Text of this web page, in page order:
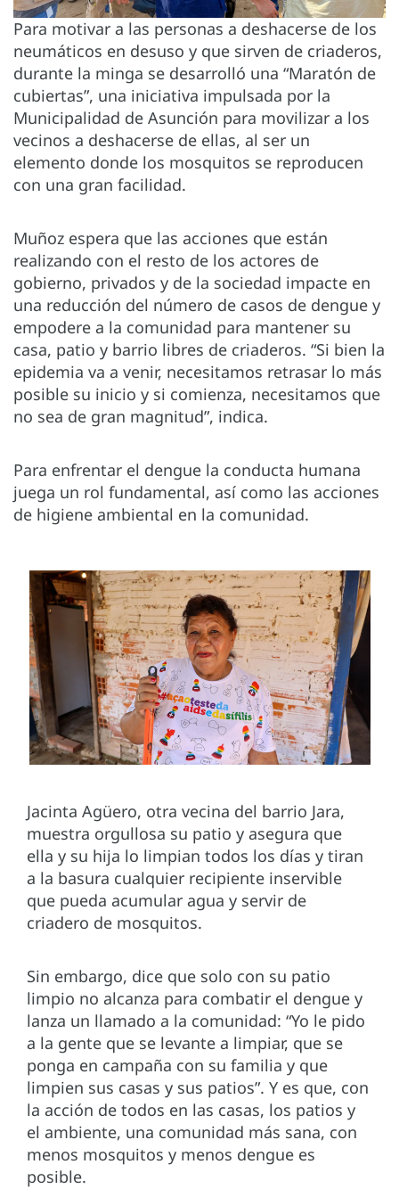
Para motivar a las personas a deshacerse de los
neumáticos en desuso y que sirven de criaderos,
durante la minga se desarrolló una “Maratón de
cubiertas”, una iniciativa impulsada por la
Municipalidad de Asunción para movilizar a los
vecinos a deshacerse de ellas, al ser un
elemento donde los mosquitos se reproducen
con una gran facilidad.
Muñoz espera que las acciones que están
realizando con el resto de los actores de
gobierno, privados y de la sociedad impacte en
una reducción del número de casos de dengue y
empodere a la comunidad para mantener su
casa, patio y barrio libres de criaderos. “Si bien la
epidemia va a venir, necesitamos retrasar lo más
posible su inicio y si comienza, necesitamos que
no sea de gran magnitud”, indica.
Para enfrentar el dengue la conducta humana
juega un rol fundamental, así como las acciones
de higiene ambiental en la comunidad.
Jacinta Agüero, otra vecina del barrio Jara,
muestra orgullosa su patio y asegura que
ella y su hija lo limpian todos los días y tiran
a la basura cualquier recipiente inservible
que pueda acumular agua y servir de
criadero de mosquitos.
Sin embargo, dice que solo con su patio
limpio no alcanza para combatir el dengue y
lanza un llamado a la comunidad: “Yo le pido
a la gente que se levante a limpiar, que se
ponga en campaña con su familia y que
limpien sus casas y sus patios”. Y es que, con
la acción de todos en las casas, los patios y
el ambiente, una comunidad más sana, con
menos mosquitos y menos dengue es
posible.